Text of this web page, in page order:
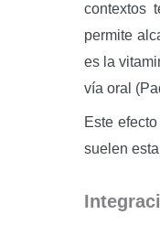
contextos
permite
es la
vía oral
Este
suelen